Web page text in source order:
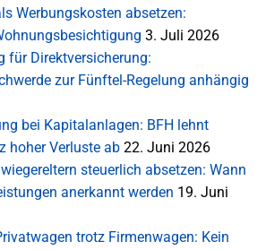
Werbungskosten absetzen:
3. Juli 2026
für Direktversicherung:
zur Fünftel-Regelung anhängig
bei Kapitalanlagen: BFH lehnt
hoher Verluste ab 22. Juni 2026
steuerlich absetzen: Wann
anerkannt werden 19. Juni
trotz Firmenwagen: Kein